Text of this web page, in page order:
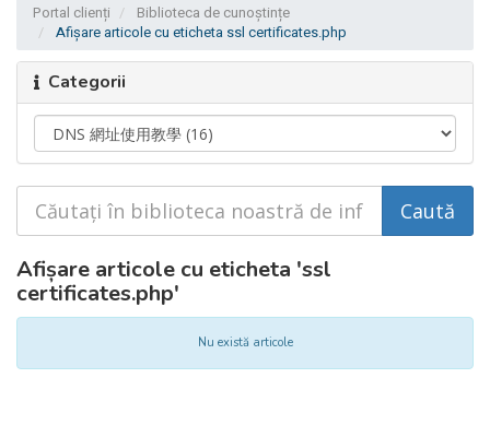
Portal clienți
Biblioteca de cunoștințe
Afișare articole cu eticheta ssl certificates.php
Categorii
Afișare articole cu eticheta 'ssl
certificates.php'
Nu există articole